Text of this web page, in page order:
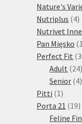
Nature's
Nutriplus 44
Nutrivet Inne
Pan Mięsko
Perfect Fit
Adult 24
Senior 44
Pitti 1 1
Porta 21 1919
Feline